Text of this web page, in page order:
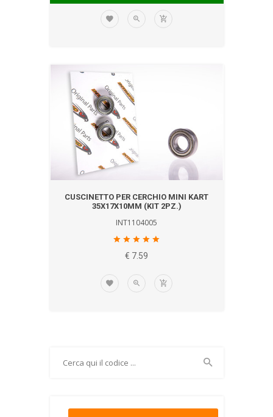
CUSCINETTO PER CERCHIO MINI KART
35X17X10MM (KIT 2PZ.)
INT1104005
€ 7.59